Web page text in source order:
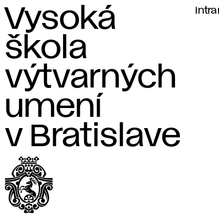
Vysoká škola výtvarných umení
v Bratislave
Vysoká
škola
výtvarných
umení
v Bratislave